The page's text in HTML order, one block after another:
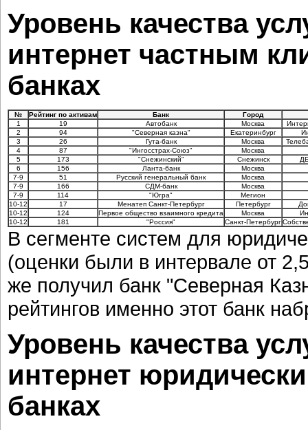
Уровень качества
интернет частным
банках
№ Рейтинг по активам Банк
Город
1
19 Автобанк Москва
2
94 "Северная казна" Екатеринбург
3
26 Гута-банк Москва
4
87 "Ингосстрах-Союз"
Москва
5
173 "Снежинский" Снежинск
6
156 Ланта-банк
Москва
7-9
51 Русский генеральный банк
Москва
7-9
166 СДМ-банк
Москва
7-9
114 "Югра"
Мегион
10-12
17 Менатеп Санкт-Петербург Петербург
10-12
124 Первое общество взаимного кредита Москва
10-12
181 "Россия" Санкт-Петербург
В сегменте систем для
(оценки были в интервале от
же получил банк "Северная
рейтингов именно этот банк
Уровень качества
интернет
банках